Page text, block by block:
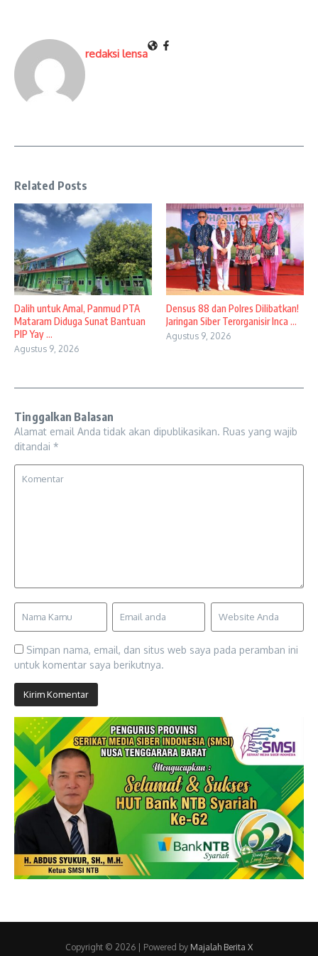
redaksi lensa
Related Posts
Dalih untuk Amal, Panmud PTA
Mataram Diduga Sunat Bantuan
PIP Yay ...
Agustus 9, 2026
Densus 88 dan Polres Dilibatkan!
Jaringan Siber Terorganisir Inca ...
Agustus 9, 2026
Tinggalkan Balasan
Alamat email Anda tidak akan dipublikasikan. Ruas yang wajib
ditandai *
Simpan nama, email, dan situs web saya pada peramban ini
untuk komentar saya berikutnya.
Copyright © 2026 | Powered by Majalah Berita X